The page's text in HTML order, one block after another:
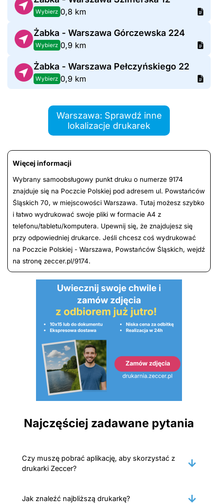
Wybierz 0,8 km
Żabka - Warszawa Górczewska 224
Wybierz 0,9 km
Żabka - Warszawa Pełczyńskiego 22
Wybierz 0,9 km
Warszawa: Sprawdź inne
lokalizacje drukarek
Więcej informacji
Wybrany samoobsługowy punkt druku o numerze 9174
znajduje się na Poczcie Polskiej pod adresem ul. Powstańców
Śląskich 70, w miejscowości Warszawa. Tutaj możesz szybko
i łatwo wydrukować swoje pliki w formacie A4 z
telefonu/tabletu/komputera. Upewnij się, że znajdujesz się
przy odpowiedniej drukarce. Jeśli chcesz coś wydrukować
na Poczcie Polskiej - Warszawa, Powstańców Śląskich, wejdź
na stronę zeccer.pl/9174.
Najczęściej zadawane pytania
Czy muszę pobrać aplikację, aby skorzystać z
drukarki Zeccer?
Jak znaleźć najbliższą drukarkę?